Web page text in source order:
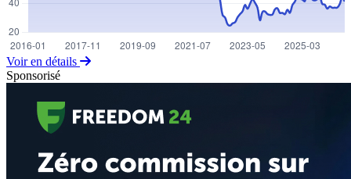
Voir en détails
Sponsorisé